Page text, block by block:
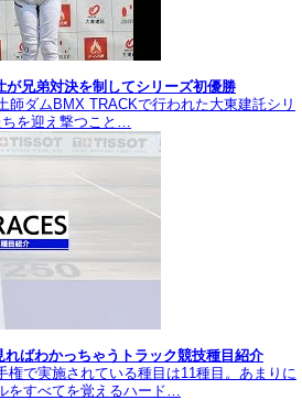
兄弟対決を制してシリーズ初優勝
師ダムBMX TRACKで行われた大東建託シリ
を迎え撃つこと…
ればわかっちゃうトラック競技種目紹介
権で実施されている種目は11種目。あまりに
をすべてを覚えるハード…